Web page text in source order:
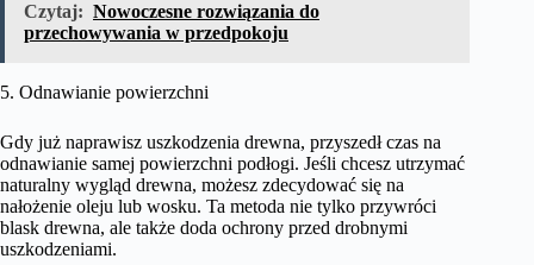
Czytaj: Nowoczesne rozwiązania do
przechowywania w przedpokoju
5. Odnawianie powierzchni
Gdy już naprawisz uszkodzenia drewna, przyszedł czas na
odnawianie samej powierzchni podłogi. Jeśli chcesz utrzymać
naturalny wygląd drewna, możesz zdecydować się na
nałożenie oleju lub wosku. Ta metoda nie tylko przywróci
blask drewna, ale także doda ochrony przed drobnymi
uszkodzeniami.